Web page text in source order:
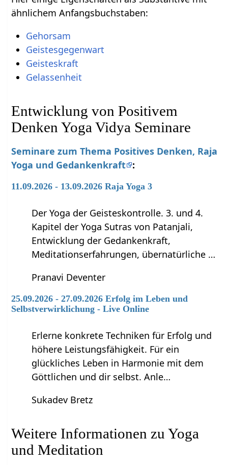
ähnlichem Anfangsbuchstaben:
Gehorsam
Geistesgegenwart
Geisteskraft
Gelassenheit
Entwicklung von Positivem
Denken Yoga Vidya Seminare
Seminare zum Thema Positives Denken, Raja
Yoga und Gedankenkraft :
11.09.2026 - 13.09.2026 Raja Yoga 3
Der Yoga der Geisteskontrolle. 3. und 4.
Kapitel der Yoga Sutras von Patanjali,
Entwicklung der Gedankenkraft,
Meditationserfahrungen, übernatürliche …
Pranavi Deventer
25.09.2026 - 27.09.2026 Erfolg im Leben und
Selbstverwirklichung - Live Online
Erlerne konkrete Techniken für Erfolg und
höhere Leistungsfähigkeit. Für ein
glückliches Leben in Harmonie mit dem
Göttlichen und dir selbst. Anle…
Sukadev Bretz
Weitere Informationen zu Yoga
und Meditation